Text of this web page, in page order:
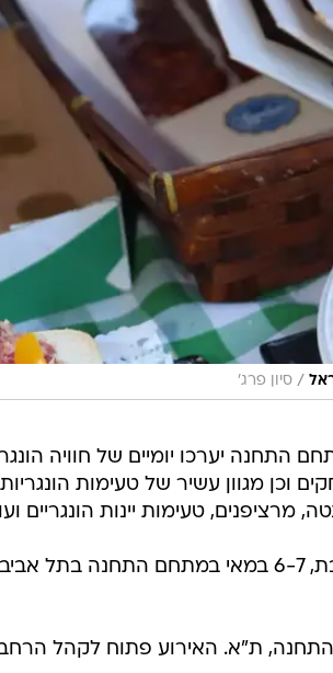
/ סיון פרג'
התחנה יערכו יומיים של חוויה
וכן מגוון עשיר של טעימות
מרציפנים, טעימות יינות הונגריים
11:00-16:00.
ת"א. האירוע פתוח לקהל